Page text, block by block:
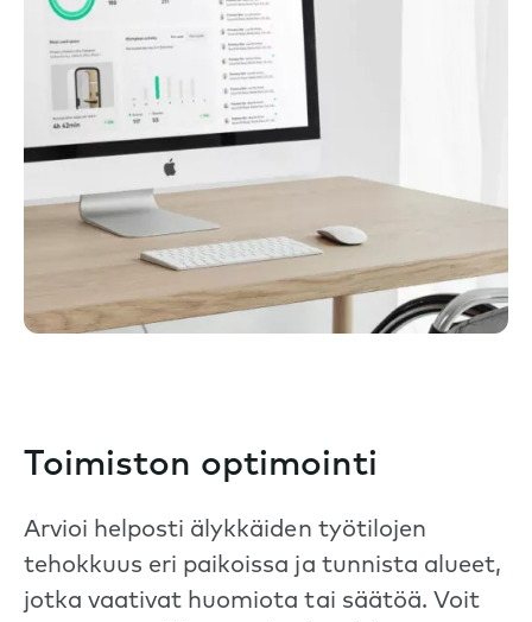
Toimiston optimointi
Arvioi helposti älykkäiden työtilojen
tehokkuus eri paikoissa ja tunnista alueet,
jotka vaativat huomiota tai säätöä. Voit